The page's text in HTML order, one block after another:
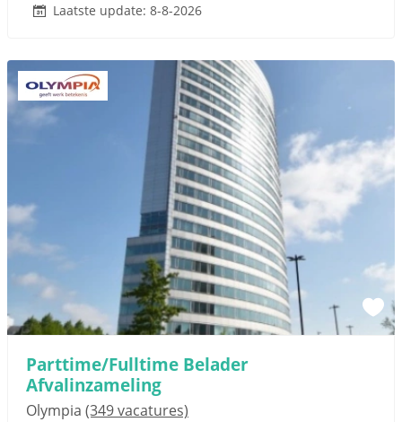
Laatste update: 8-8-2026
Parttime/Fulltime Belader
Afvalinzameling
Olympia (349 vacatures)